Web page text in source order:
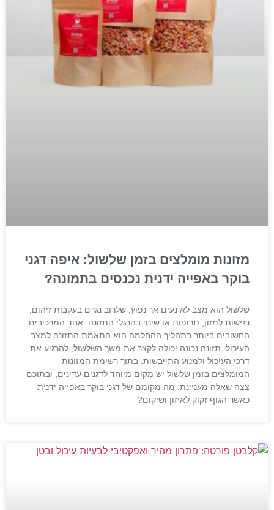
מזונות מומלצים בזמן שלשול: איפה דגני
בוקר באפייה ידנית נכנסים בתמונה?
שלשול הוא מצב לא נעים אך נפוץ, שלרוב נגרם בעקבות זיהום,
רגישות למזון, תרופות או שינוי בהרגלי התזונה. אחד המרכיבים
החשובים ביותר בתהליך ההחלמה הוא התאמת התזונה למצב
העיכול. תזונה נכונה יכולה לקצר את משך השלשול, להרגיע את
דרכי העיכול ולמנוע התייבשות. בתוך רשימת המזונות
המומלצים בזמן שלשול יש מקום מיוחד לדגנים עדינים, ובתוכם
צצה שאלה מעניינת: מה מקומם של דגני בוקר באפייה ידנית
כאשר הגוף זקוק לאיזון ושיקום?